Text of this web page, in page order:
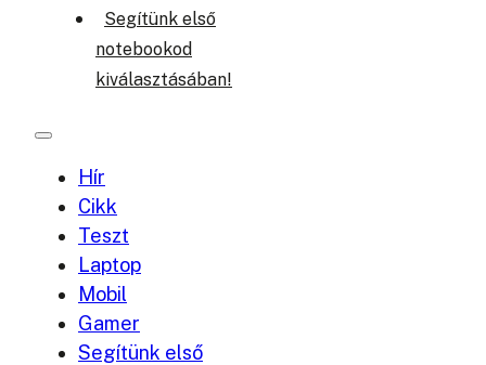
Segítünk első
notebookod
kiválasztásában!
Hír
Cikk
Teszt
Laptop
Mobil
Gamer
Segítünk első